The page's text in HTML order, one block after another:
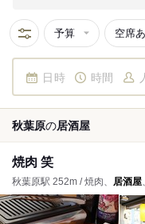
予算 空席
日時 時間
秋葉原の居酒屋
焼肉 笑
秋葉原駅 252m / 焼肉、 居酒屋